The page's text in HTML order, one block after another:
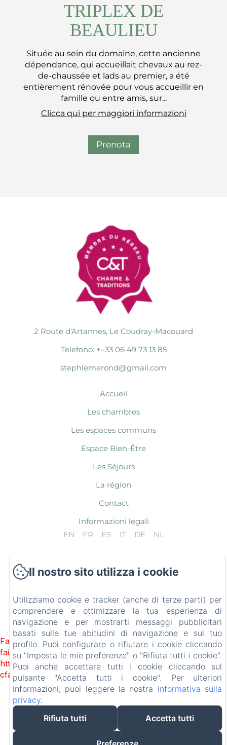
TRIPLEX DE
BEAULIEU
Située au sein du domaine, cette ancienne
dépendance, qui accueillait chevaux au rez-
de-chaussée et lads au premier, a été
entièrement rénovée pour vous accueillir en
famille ou entre amis, sur...
Clicca qui per maggiori informazioni
Prenota
2 Route d'Artannes, Le Coudray-Macouard
Telefono: +··33 06 49 73 13 85
stephlemerond@gmail.com
Accueil
Les chambres
Les espaces communs
Espace Bien-Être
Les Séjours
La région
Contact
Informazioni legali
EN
FR ES IT DE NL
Funziona con Amenitiz
Failed to load BookingEngine/index: Loading chunk 8127
failed. (missing:
https://d1cmur5l0xva3h.cloudfront.net/packs/8127-
cfabcb149315abdd-4e81f27ab116024e.js)
Il nostro sito utilizza i cookie
Utilizziamo cookie e tracker (anche di terze parti) per
comprendere e ottimizzare la tua esperienza di
navigazione e per mostrarti messaggi pubblicitari
basati sulle tue abitudini di navigazione e sul tuo
profilo. Puoi configurare o rifiutare i cookie cliccando
su "Imposta le mie preferenze" o "Rifiuta tutti i cookie".
Puoi anche accettare tutti i cookie cliccando sul
pulsante "Accetta tutti i cookie". Per ulteriori
informazioni, puoi leggere la nostra Informativa sulla
privacy.
Rifiuta tutti
Accetta tutti